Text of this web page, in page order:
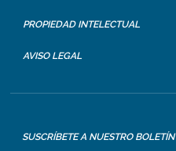
PROPIEDAD INTELECTUAL
AVISO LEGAL
SUSCRÍBETE A NUESTRO BOLETÍN